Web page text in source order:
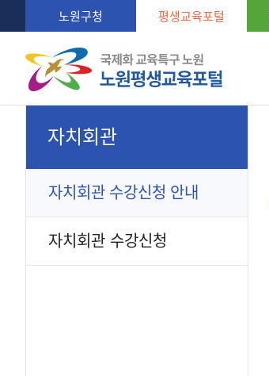
노원구청 평생교육포털
자치회관
자치회관 수강신청 안내
자치회관 수강신청